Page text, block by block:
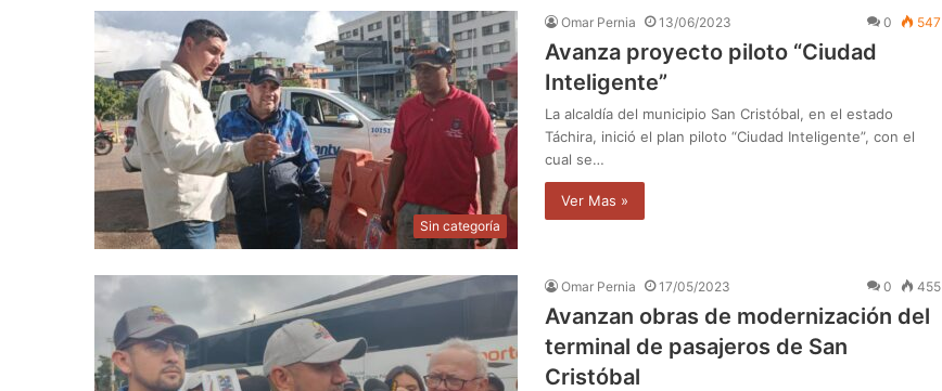
Sin categoría
Omar Pernia 13/06/2023 0 547
Avanza proyecto piloto “Ciudad
Inteligente”
La alcaldía del municipio San Cristóbal, en el estado
Táchira, inició el plan piloto “Ciudad Inteligente”, con el
cual se…
Ver Mas »
Omar Pernia 17/05/2023 0 455
Avanzan obras de modernización del
terminal de pasajeros de San
Cristóbal